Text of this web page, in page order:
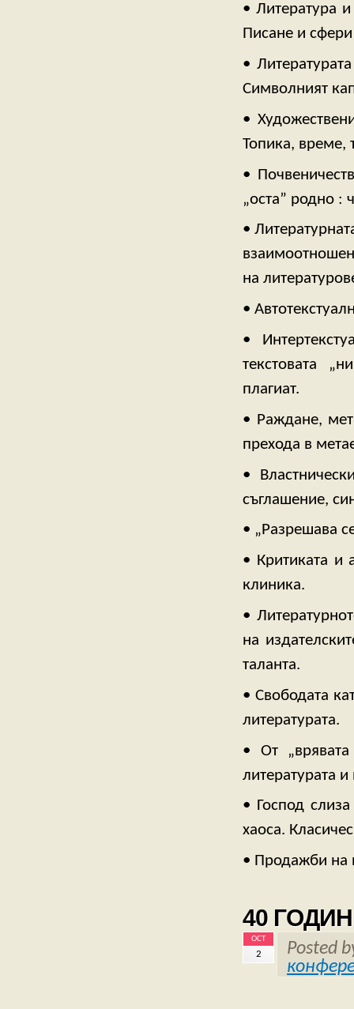
• Литература
Писане и
•
Символният
•
Топика, време,
•
„оста” родно :
•
на
•
•
текстовата
плагиат.
• Раждане,
прехода в
•
съглашение,
• „Разрешава
• Критиката и
клиника.
•
на
таланта.
• Свободата
литературата.
• От
литературата
• Господ
хаоса.
• Продажби на
40
OCT
2
Posted